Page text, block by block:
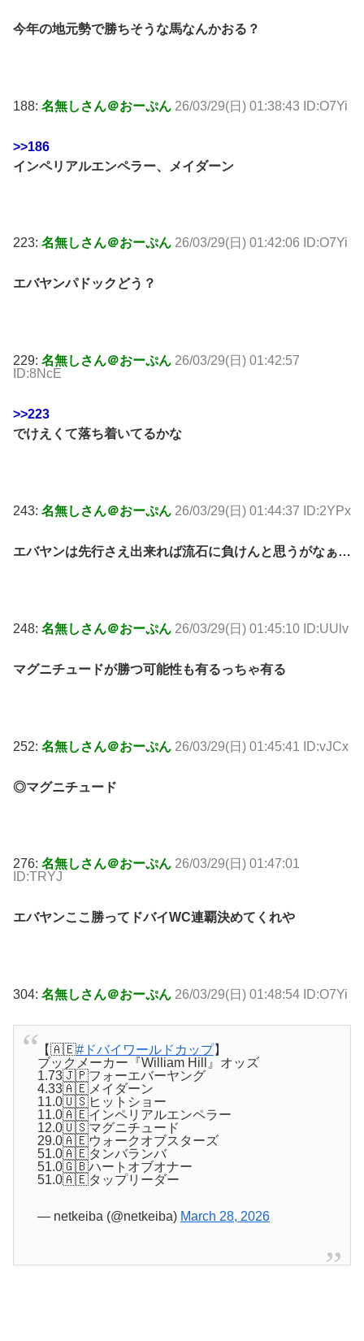
今年の地元勢で勝ちそうな馬なんかおる？
188: 名無しさん＠おーぷん 26/03/29(日) 01:38:43 ID:O7Yi
>>186
インペリアルエンペラー、メイダーン
223: 名無しさん＠おーぷん 26/03/29(日) 01:42:06 ID:O7Yi
エバヤンパドックどう？
229: 名無しさん＠おーぷん 26/03/29(日) 01:42:57
ID:8NcE
>>223
でけえくて落ち着いてるかな
243: 名無しさん＠おーぷん 26/03/29(日) 01:44:37 ID:2YPx
エバヤンは先行さえ出来れば流石に負けんと思うがなぁ…
248: 名無しさん＠おーぷん 26/03/29(日) 01:45:10 ID:UUlv
マグニチュードが勝つ可能性も有るっちゃ有る
252: 名無しさん＠おーぷん 26/03/29(日) 01:45:41 ID:vJCx
◎マグニチュード
276: 名無しさん＠おーぷん 26/03/29(日) 01:47:01
ID:TRYJ
エバヤンここ勝ってドバイWC連覇決めてくれや
304: 名無しさん＠おーぷん 26/03/29(日) 01:48:54 ID:O7Yi
【🇦🇪#ドバイワールドカップ】
ブックメーカー『William Hill』オッズ
1.73🇯🇵フォーエバーヤング
4.33🇦🇪メイダーン
11.0🇺🇸ヒットショー
11.0🇦🇪インペリアルエンペラー
12.0🇺🇸マグニチュード
29.0🇦🇪ウォークオブスターズ
51.0🇦🇪タンバランバ
51.0🇬🇧ハートオブオナー
51.0🇦🇪タップリーダー
— netkeiba (@netkeiba) March 28, 2026